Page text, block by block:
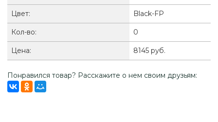
Цвет: Black-FP
Кол-во: 0
Цена: 8145 руб.
Понравился товар? Расскажите о нем своим друзьям: